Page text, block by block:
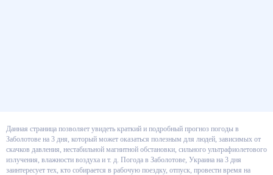
Данная страница позволяет увидеть краткий и подробный прогноз
погоды в Заболотове на 3 дня, который может оказаться полезным для
людей, зависимых от скачков давления, нестабильной магнитной
обстановки, сильного ультрафиолетового излучения, влажности воздуха
и т. д. Погода в Заболотове, Украина на 3 дня заинтересует тех, кто